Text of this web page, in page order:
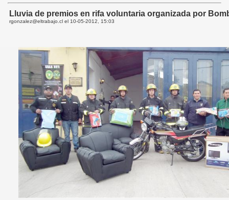
Lluvia de premios en rifa voluntaria organizada por
rgonzalez@eltrabajo.cl el 10-05-2012, 15:03